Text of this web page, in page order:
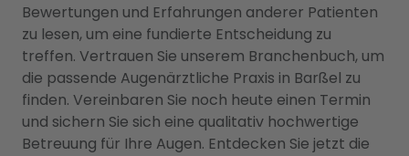
Bewertungen und Erfahrungen anderer Patienten
zu lesen, um eine fundierte Entscheidung zu
treffen. Vertrauen Sie unserem Branchenbuch, um
die passende Augenärztliche Praxis in Barßel zu
finden. Vereinbaren Sie noch heute einen Termin
und sichern Sie sich eine qualitativ hochwertige
Betreuung für Ihre Augen. Entdecken Sie jetzt die